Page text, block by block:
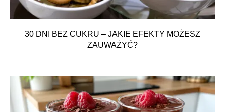
30 DNI BEZ CUKRU – JAKIE EFEKTY MOŻESZ
ZAUWAŻYĆ?